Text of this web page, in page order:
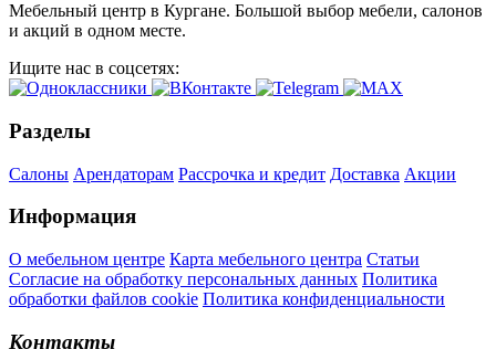
Мебельный центр в Кургане. Большой выбор мебели, салонов
и акций в одном месте.
Ищите нас в соцсетях:
Разделы
Салоны Арендаторам Рассрочка и кредит Доставка Акции
Информация
О мебельном центре Карта мебельного центра Статьи
Согласие на обработку персональных данных Политика
обработки файлов cookie Политика конфиденциальности
Контакты